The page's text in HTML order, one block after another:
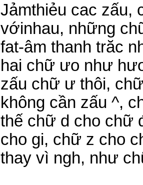
Jảmthiẻu cac zấu,
vớinhau, những
fat-âm thanh trăc
hai chữ ưo như
zấu chữ ư thôi,
không cần zấu ^,
thế chữ d cho chữ
cho gi, chữ z cho
thay vì ngh, như